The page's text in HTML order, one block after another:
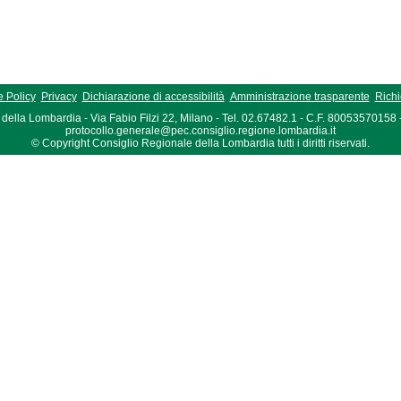
Policy Privacy Dichiarazione di accessibilità Amministrazione trasparente
Lombardia - Via Fabio Filzi 22, Milano - Tel. 02.67482.1 - C.F. 80053570158
protocollo.generale@pec.consiglio.regione.lombardia.it
© Copyright Consiglio Regionale della Lombardia tutti i diritti riservati.